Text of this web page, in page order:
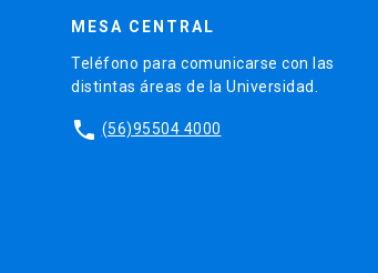
MESA CENTRAL
Teléfono para comunicarse con las
distintas áreas de la Universidad.
phone (56)95504 4000